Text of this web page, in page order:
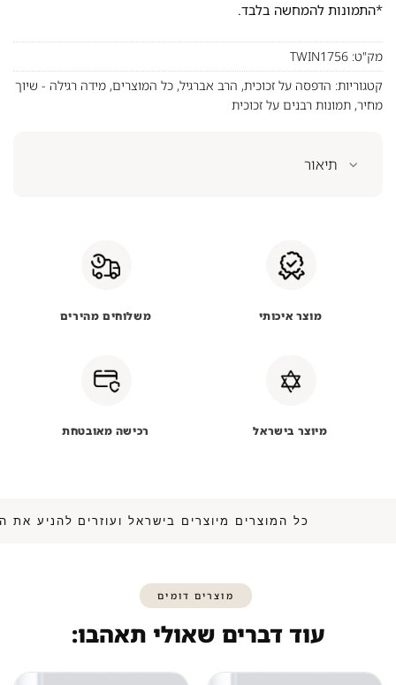
*התמונות להמחשה בלבד.
מק"ט: TWIN1756
קטגוריות: הדפסה על זכוכית, הרב אברגיל, כל המוצרים, מידה רגילה - שיוך
מחיר, תמונות רבנים על זכוכית
תיאור
מוצר איכותי משלוחים מהירים
מיוצר בישראל רכישה מאובטחת
כל המוצרים מיוצרים בישראל ועוזרים
מוצרים דומים
עוד דברים שאולי תאהבו: